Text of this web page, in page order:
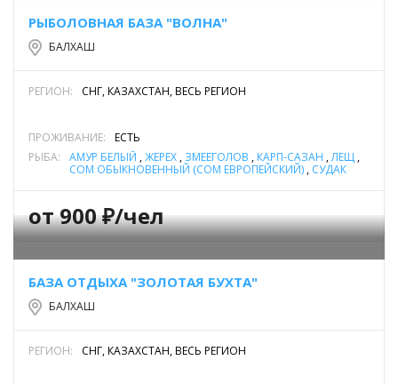
РЫБОЛОВНАЯ БАЗА "ВОЛНА"
БАЛХАШ
РЕГИОН: СНГ, КАЗАХСТАН, ВЕСЬ РЕГИОН
ПРОЖИВАНИЕ:
ЕСТЬ
РЫБА:
АМУР БЕЛЫЙ ,ЖЕРЕХ , ЗМЕЕГОЛОВ , КАРП-САЗАН ,ЛЕЩ ,
СОМ ОБЫКНОВЕННЫЙ (СОМ ЕВРОПЕЙСКИЙ) , СУДАК
от 900 ₽/чел
БАЗА ОТДЫХА "ЗОЛОТАЯ БУХТА"
БАЛХАШ
РЕГИОН: СНГ, КАЗАХСТАН, ВЕСЬ РЕГИОН